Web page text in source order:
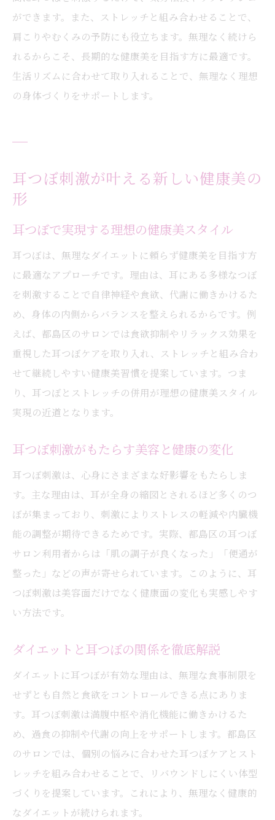
ができます。また、ストレッチと組み合わせることで、
肩こりやむくみの予防にも役立ちます。無理なく続けら
れるからこそ、長期的な健康美を目指す方に最適です。
生活リズムに合わせて取り入れることで、無理なく理想
の身体づくりをサポートします。
耳つぼ刺激が叶える新しい健康美の
形
耳つぼで実現する理想の健康美スタイル
耳つぼは、無理なダイエットに頼らず健康美を目指す方
に最適なアプローチです。理由は、耳にある多様なつぼ
を刺激することで自律神経や食欲、代謝に働きかけるた
め、身体の内側からバランスを整えられるからです。例
えば、都島区のサロンでは食欲抑制やリラックス効果を
重視した耳つぼケアを取り入れ、ストレッチと組み合わ
せて継続しやすい健康美習慣を提案しています。つま
り、耳つぼとストレッチの併用が理想の健康美スタイル
実現の近道となります。
耳つぼ刺激がもたらす美容と健康の変化
耳つぼ刺激は、心身にさまざまな好影響をもたらしま
す。主な理由は、耳が全身の縮図とされるほど多くのつ
ぼが集まっており、刺激によりストレスの軽減や内臓機
能の調整が期待できるためです。実際、都島区の耳つぼ
サロン利用者からは「肌の調子が良くなった」「便通が
整った」などの声が寄せられています。このように、耳
つぼ刺激は美容面だけでなく健康面の変化も実感しやす
い方法です。
ダイエットと耳つぼの関係を徹底解説
ダイエットに耳つぼが有効な理由は、無理な食事制限を
せずとも自然と食欲をコントロールできる点にありま
す。耳つぼ刺激は満腹中枢や消化機能に働きかけるた
め、過食の抑制や代謝の向上をサポートします。都島区
のサロンでは、個別の悩みに合わせた耳つぼケアとスト
レッチを組み合わせることで、リバウンドしにくい体型
づくりを提案しています。これにより、無理なく健康的
なダイエットが続けられます。